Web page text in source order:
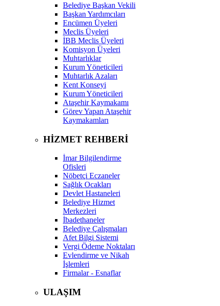
Belediye Başkan Vekili
Başkan Yardımcıları
Encümen Üyeleri
Meclis Üyeleri
İBB Meclis Üyeleri
Komisyon Üyeleri
Muhtarlıklar
Kurum Yöneticileri
Muhtarlık Azaları
Kent Konseyi
Kurum Yöneticileri
Ataşehir Kaymakamı
Görev Yapan Ataşehir
Kaymakamları
HİZMET REHBERİ
İmar Bilgilendirme
Ofisleri
Nöbetçi Eczaneler
Sağlık Ocakları
Devlet Hastaneleri
Belediye Hizmet
Merkezleri
İbadethaneler
Belediye Çalışmaları
Afet Bilgi Sistemi
Vergi Ödeme Noktaları
Evlendirme ve Nikah
İşlemleri
Firmalar - Esnaflar
ULAŞIM